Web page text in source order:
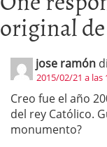
original
jose ramón
2015/02/21 a las
Creo fue el año
del rey Católico.
monumento?